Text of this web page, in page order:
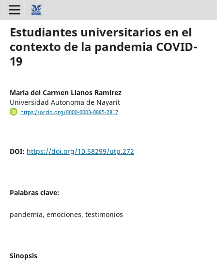
Estudiantes universitarios en el
contexto de la pandemia COVID-
19
María del Carmen Llanos Ramírez
Universidad Autonoma de Nayarit
https://orcid.org/0000-0003-0885-2817
DOI: https://doi.org/10.58299/utp.272
Palabras clave:
pandemia, emociones, testimonios
Sinopsis